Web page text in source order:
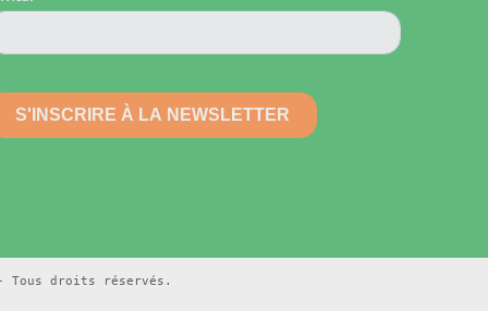
Tous droits réservés.